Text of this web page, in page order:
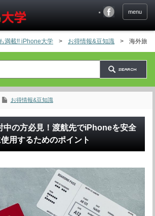
menu
満載!! iPhone大学 > お得情報&豆知識 > 海外旅
お得情報&豆知識
中の方必見！渡航先でiPhoneを安全
用するためのポイント